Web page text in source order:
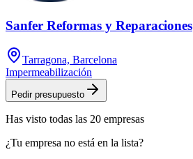
Sanfer Reformas y Reparaciones
Tarragona, Barcelona
Impermeabilización
Pedir presupuesto
Has visto todas las 20 empresas
¿Tu empresa no está en la lista?